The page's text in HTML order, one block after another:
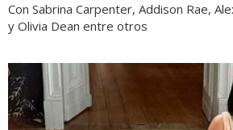
Con Sabrina Carpenter, Addison Rae,
y Olivia Dean entre otros